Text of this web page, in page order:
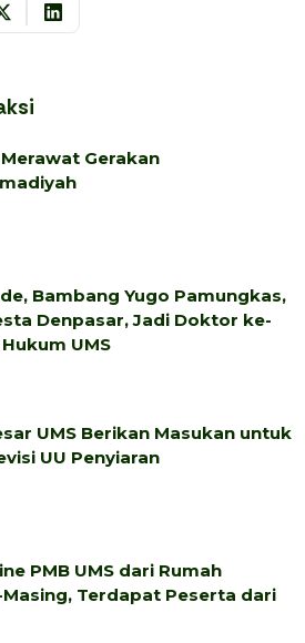
Gerakan
Bambang Yugo Pamungkas,
Denpasar, Jadi Doktor ke-
UMS
UMS Berikan Masukan untuk
UU Penyiaran
PMB UMS dari Rumah
Masing, Terdapat Peserta dari